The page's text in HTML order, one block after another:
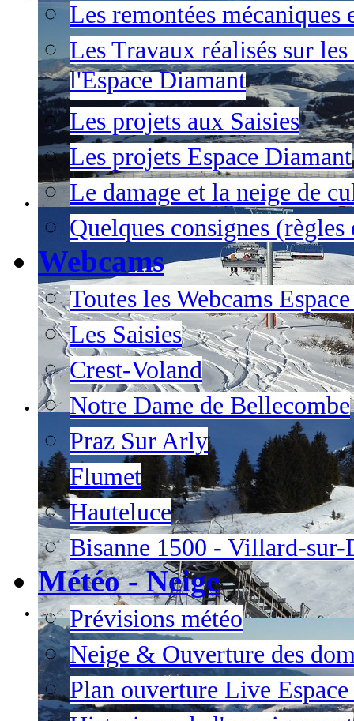
Les remontées mécaniques
Les Travaux réalisés sur
l'Espace Diamant
Les projets aux Saisies
Les projets Espace Diamant
Le damage et la neige de
Quelques consignes (règles
Webcams
Toutes les Webcams
Les Saisies
Crest-Voland
Notre Dame de Bellecombe
Praz Sur Arly
Flumet
Hauteluce
Bisanne 1500 - Villard-sur-
Météo - Neige
Prévisions météo
Neige & Ouverture des
Plan ouverture Live